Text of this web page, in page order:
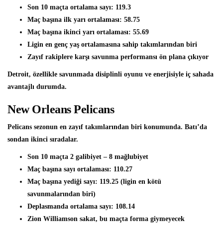
Son 10 maçta ortalama sayı: 119.3
Maç başına ilk yarı ortalaması: 58.75
Maç başına ikinci yarı ortalaması: 55.69
Ligin en genç yaş ortalamasına sahip takımlarından biri
Zayıf rakiplere karşı savunma performansı ön plana çıkıyor
Detroit, özellikle savunmada disiplinli oyunu ve enerjisiyle iç sahada
avantajlı durumda.
New Orleans Pelicans
Pelicans sezonun en zayıf takımlarından biri konumunda. Batı’da
sondan ikinci sıradalar.
Son 10 maçta 2 galibiyet – 8 mağlubiyet
Maç başına sayı ortalaması: 110.27
Maç başına yediği sayı: 119.25 (ligin en kötü
savunmalarından biri)
Deplasmanda ortalama sayı: 108.14
Zion Williamson sakat, bu maçta forma giymeyecek